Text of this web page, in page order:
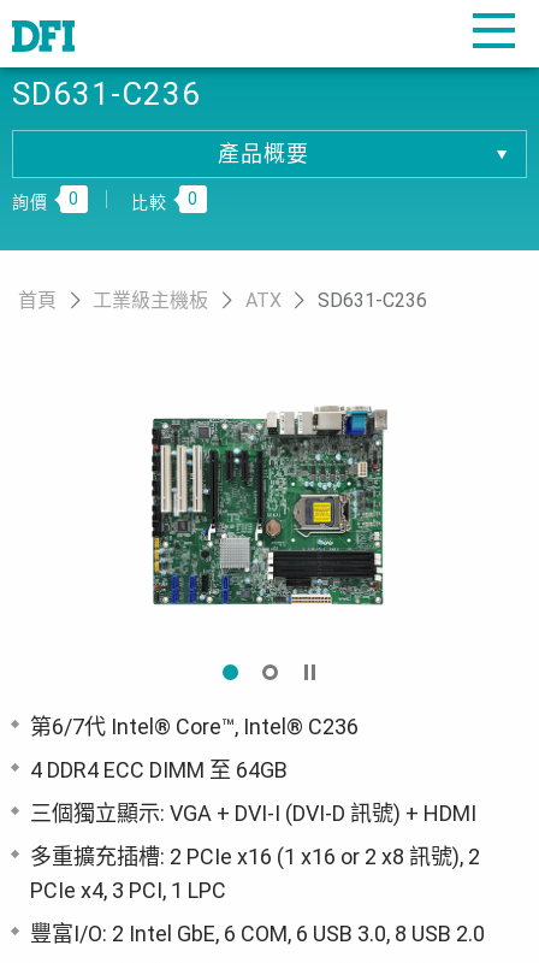
SD631-C236
產品概要
產品概要
相關下載
訂購資訊
詢價 0 比較 0
首頁 工業級主機板 ATX SD631-C236
第6/7代 Intel® Core™, Intel® C236
4 DDR4 ECC DIMM 至 64GB
三個獨立顯示: VGA + DVI-I (DVI-D 訊號) + HDMI
多重擴充插槽: 2 PCIe x16 (1 x16 or 2 x8 訊號), 2
PCIe x4, 3 PCI, 1 LPC
豐富I/O: 2 Intel GbE, 6 COM, 6 USB 3.0, 8 USB 2.0